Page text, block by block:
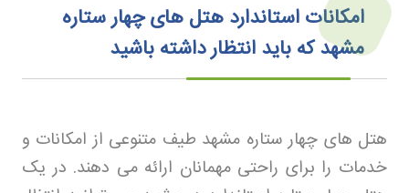
امکانات استاندارد هتل‌ های چهار ستاره
مشهد که باید انتظار داشته باشید
هتل های چهار ستاره مشهد طیف متنوعی از امکانات و
خدمات را برای راحتی مهمانان ارائه می دهند. در یک